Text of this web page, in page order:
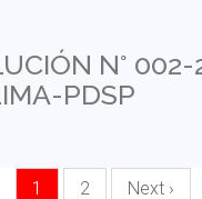
N°
PDSP
1 2 Next ›